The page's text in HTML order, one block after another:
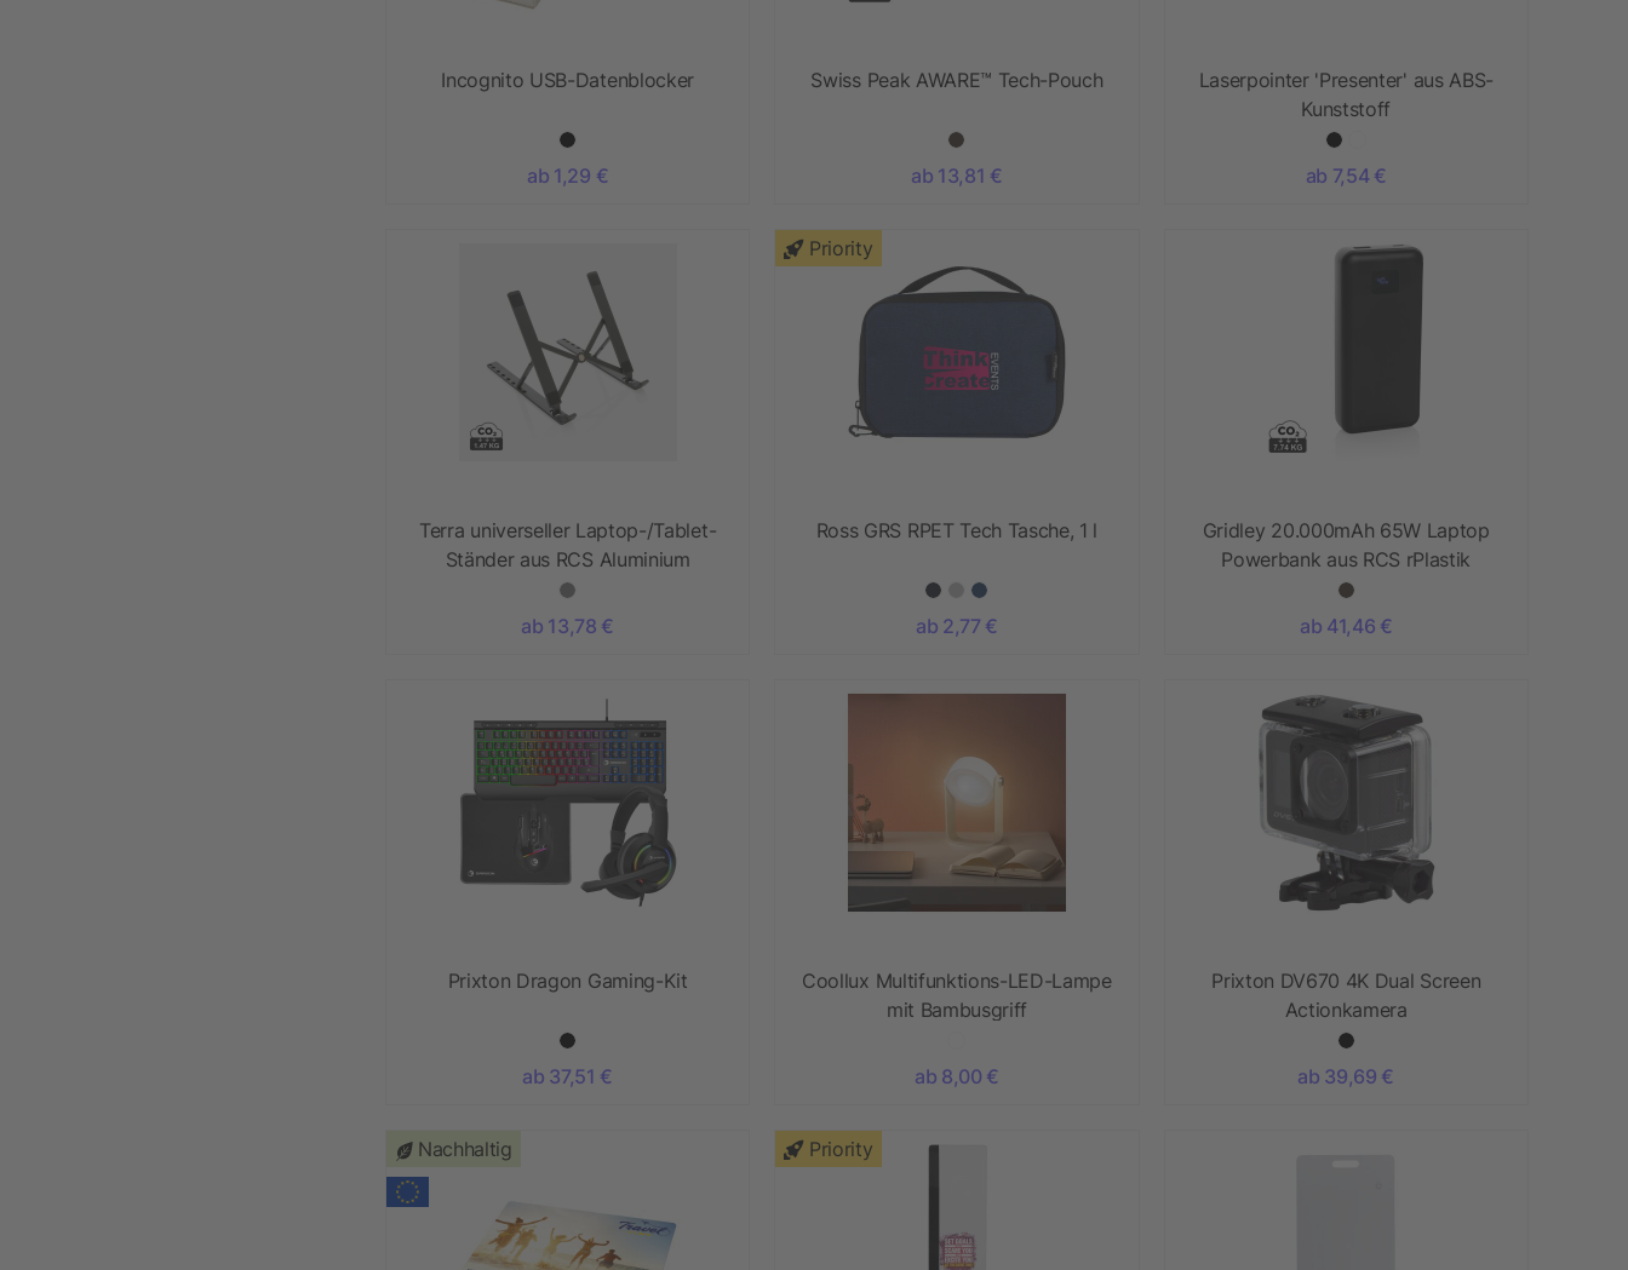
Incognito USB-Datenblocker
ab 1,29 €
Swiss Peak AWARE™ Tech-Pouch
ab 13,81 €
Laserpointer 'Presenter' aus ABS-
Kunststoff
ab 7,54 €
Terra universeller Laptop-/Tablet-
Ständer aus RCS Aluminium
ab 13,78 €
Priority
Ross GRS RPET Tech Tasche, 1 l
ab 2,77 €
Gridley 20.000mAh 65W Laptop
Powerbank aus RCS rPlastik
ab 41,46 €
Prixton Dragon Gaming-Kit
ab 37,51 €
Coollux Multifunktions-LED-Lampe
mit Bambusgriff
ab 8,00 €
Prixton DV670 4K Dual Screen
Actionkamera
ab 39,69 €
Nachhaltig Priority